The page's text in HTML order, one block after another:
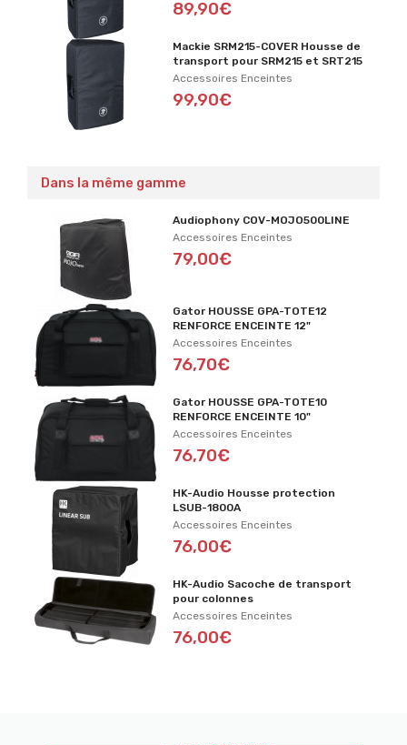
89,90€
Mackie SRM215-COVER Housse de
transport pour SRM215 et SRT215
Accessoires Enceintes
99,90€
Dans la même gamme
Audiophony COV-MOJO500LINE
Accessoires Enceintes
79,00€
Gator HOUSSE GPA-TOTE12
RENFORCE ENCEINTE 12"
Accessoires Enceintes
76,70€
Gator HOUSSE GPA-TOTE10
RENFORCE ENCEINTE 10"
Accessoires Enceintes
76,70€
HK-Audio Housse protection
LSUB-1800A
Accessoires Enceintes
76,00€
HK-Audio Sacoche de transport
pour colonnes
Accessoires Enceintes
76,00€